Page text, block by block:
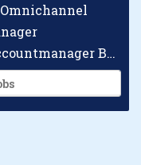
Checkpoint Systems Key Accountmanager Benelux